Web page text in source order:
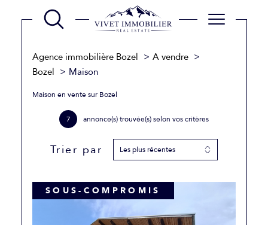
Agence immobilière Bozel
A vendre
Bozel
Maison
Maison en vente sur Bozel
7 annonce(s) trouvée(s) selon vos critères
Trier par Les plus récentes
SOUS-COMPROMIS